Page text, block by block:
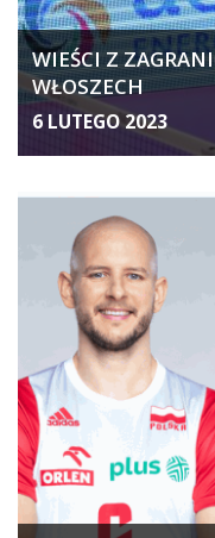
WIEŚCI Z
WŁOSZECH
6 LUTEGO 2023